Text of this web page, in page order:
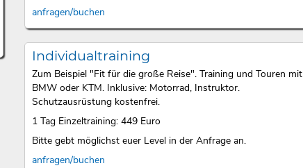
anfragen/buchen
Individualtraining
Zum Beispiel "Fit für die große Reise". Training und Touren mit
BMW oder KTM. Inklusive: Motorrad, Instruktor.
Schutzausrüstung kostenfrei.
1 Tag Einzeltraining: 449 Euro
Bitte gebt möglichst euer Level in der Anfrage an.
anfragen/buchen